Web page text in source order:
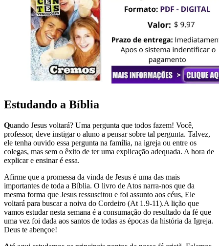
Estudando a Bíblia
Quando Jesus voltará? Uma pergunta que todos fazem! Você,
professor, deve instigar o aluno a pensar sobre tal pergunta. Talvez,
ele tenha ouvido essa pergunta na família, na igreja ou entre os
colegas, mas sem o êxito de ter uma explicação adequada. A hora de
explicar e ensinar é essa.
Afirme que a promessa da vinda de Jesus é uma das mais
importantes de toda a Bíblia. O livro de Atos narra-nos que da
mesma forma que Jesus ressuscitou e foi assunto aos céus, Ele
voltará para buscar a noiva do Cordeiro (At 1.9-11).A lição que
vamos estudar nesta semana é a consumação do resultado da fé que
uma vez foi dada aos santos de todas as épocas da história da Igreja.
Deus te abençoe!